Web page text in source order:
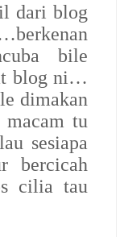
dari blog
bile
blog ni…
dimakan
tu
sesiapa
bercicah
cilia tau